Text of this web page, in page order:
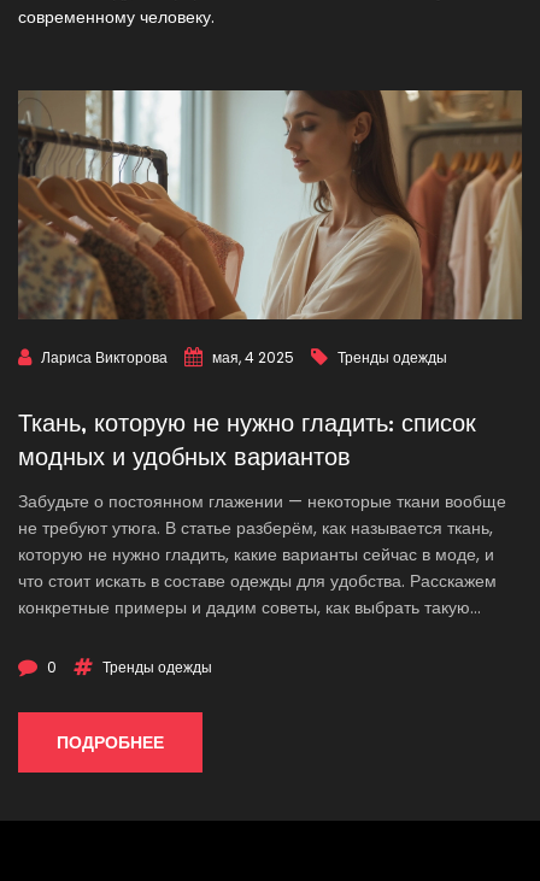
современному человеку.
Лариса Викторова мая, 4 2025 Тренды одежды
Ткань, которую не нужно гладить: список
модных и удобных вариантов
Забудьте о постоянном глажении — некоторые ткани вообще
не требуют утюга. В статье разберём, как называется ткань,
которую не нужно гладить, какие варианты сейчас в моде, и
что стоит искать в составе одежды для удобства. Расскажем
конкретные примеры и дадим советы, как выбрать такую
другие выглядят аккуратно после стирки. Полезная выжимка
высоте без лишних хлопот.
0 Тренды одежды
ПОДРОБНЕЕ